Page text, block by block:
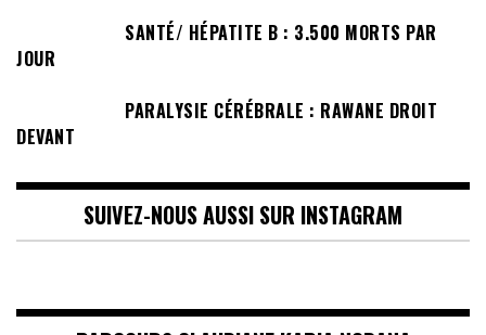
SANTÉ/ HÉPATITE B : 3.500 MORTS PAR
JOUR
PARALYSIE CÉRÉBRALE : RAWANE DROIT
DEVANT
SUIVEZ-NOUS AUSSI SUR INSTAGRAM